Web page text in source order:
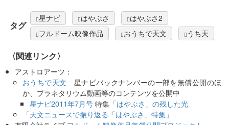
タグ
星ナビ はやぶさ
はやぶさ2
フルドーム映像作品
おうちで天文 うち天
〈関連リンク〉
アストロアーツ：
おうちで天文 星ナビバックナンバーの一部を無償公開のほ
か、プラネタリウム動画等のコンテンツを公開中
星ナビ2011年7月号特集 「はやぶさ」の残した光
「天文ニュースで振り返る「はやぶさ」特集」